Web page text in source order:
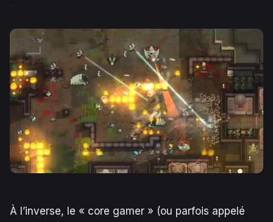
À l’inverse, le « core gamer » (ou parfois appelé